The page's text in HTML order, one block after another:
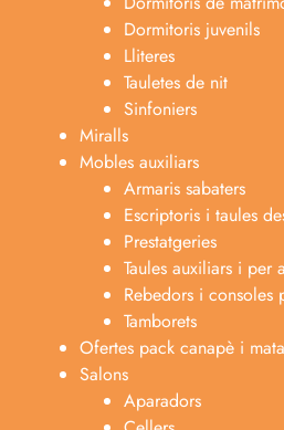
Dormitoris juvenils
Lliteres
Tauletes de nit
Sinfoniers
Miralls
Mobles auxiliars
Armaris sabaters
Escriptoris i taules
Prestatgeries
Taules auxiliars i per
Rebedors i consoles
Tamborets
Ofertes pack canapè i
Salons
Aparadors